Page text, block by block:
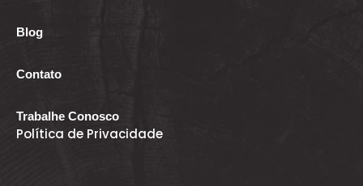
Blog
Contato
Trabalhe Conosco
Política de Privacidade